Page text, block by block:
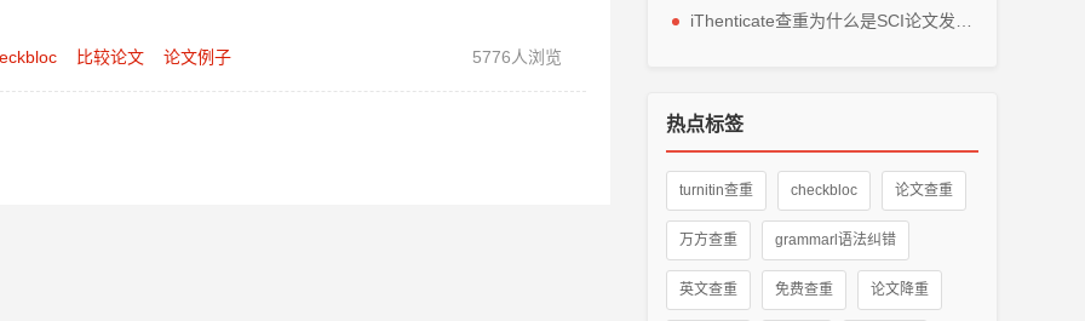
比较论文 论文例子 5776人浏览
热点标签
turnitin查重 checkbloc 论文查重
万方查重 grammarl语法纠错
英文查重 免费查重 论文降重